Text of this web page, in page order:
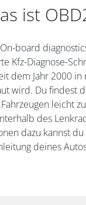
ist
board
Kfz-Diagnose-
dem Jahr 2000 in
wird. Du findest
leicht
des
dazu kannst
deines